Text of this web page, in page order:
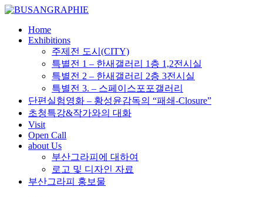
Skip
contentHome
Exhibitions
주제전 도시(CITY)
특별전 1 – 한새갤러리 1층 1,2전시실
특별전 2 – 한새갤러리 2층 3전시실
특별전 3. – 스페이스포포갤러리
단편실험영화 – 황성윤감독의 “패쇄-Closure”
초청특강&작가와의 대화
Visit
Open Call
about Us
부산그라피에 대하여
로고 및 디자인 자료
부산그라피 홍보물